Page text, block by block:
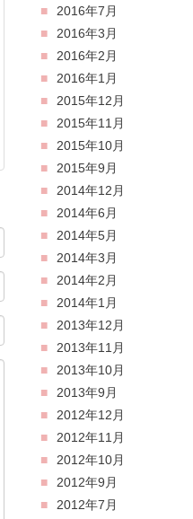
2016年7月
2016年3月
2016年2月
2016年1月
2015年12月
2015年11月
2015年10月
2015年9月
2014年12月
2014年6月
2014年5月
2014年3月
2014年2月
2014年1月
2013年12月
2013年11月
2013年10月
2013年9月
2012年12月
2012年11月
2012年10月
2012年9月
2012年7月